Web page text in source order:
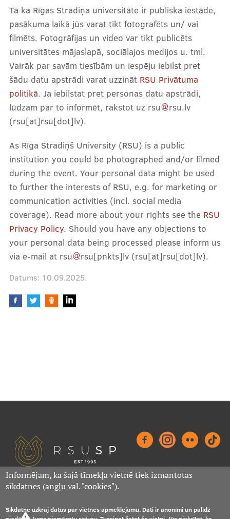
Kā iesaistīties?
Mēneša biedri
Zinātne
Studentu zinātniskie pulciņi
Ievads pētniecībā
Projekti
Sadarbības slimnīcas
Studiju process
Pamācības un BUJ
Akadēmiskā vācelīte
Dienesta viesnīcu vecākie
Fakultāšu domnieku kontakti
Senatori
Satversmes sapulces delegāti
Tā kā Rīgas Stradiņa universitāte ir publiska iestāde,
pasākuma laikā jūs varat tikt fotografēts un/ vai
filmēts. Fotogrāfijas un video var tikt publicēts
universitātes mājaslapā, sociālajos medijos u. tml.
Vairāk par savām tiesībām un iespēju iebilst pret
šādu datu apstrādi varat uzzināt RSU Privātuma
politikā. Ja iebilstat pret personas datu apstrādi,
lūdzam par to informēt, rakstot uz rsu rsu.lv
(rsu[at]rsu[dot]lv).
As Rīga Stradiņš University (RSU) is a public
institution you could be photographed and/or filmed
during the event. Your personal data might be used
to further the interests of RSU, e.g. for marketing or
communication activities (incl. social media
coverage). Read more about your rights see the RSU
Privacy Policy. Should you have any objections to
your personal data being processed please inform us
via e-mail at rsu rsu[pnkts]lv (rsu[at]rsu[dot]lv).
Datums: 10.09.2025.
Footer
Informējam, ka šajā tīmekļa vietnē tiek izmantotas
sīkdatnes (angļu val. "cookies").
Sīkdatne uzkrāj datus par vietnes apmeklējumu. Dati ir anonīmi un palīdz